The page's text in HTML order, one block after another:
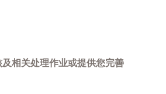
相关处理作业或提供您完善